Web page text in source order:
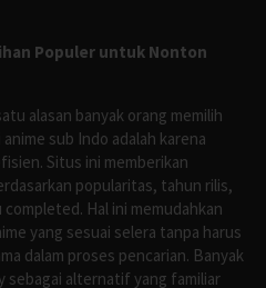
Populer untuk Nonton
alasan banyak orang memilih
sub Indo adalah karena
Situs ini memberikan
popularitas, tahun rilis,
Hal ini memudahkan
yang sesuai selera tanpa harus
dalam proses pencarian. Banyak
sebagai alternatif yang familiar